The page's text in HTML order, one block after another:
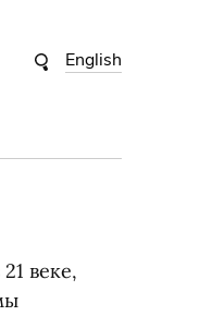
English
веке,